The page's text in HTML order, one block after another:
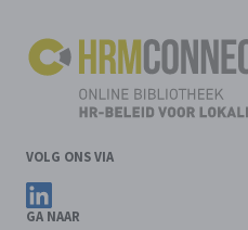
VOLG ONS VIA
Volg ons op LinkedIn
GA NAAR